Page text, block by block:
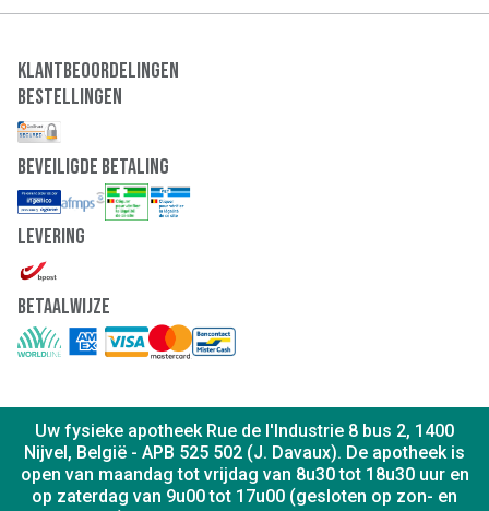
Klantbeoordelingen
Bestellingen
Beveiligde Betaling
Levering
Betaalwijze
Uw fysieke apotheek Rue de l'Industrie 8 bus 2, 1400
Nijvel, België - APB 525 502 (J. Davaux). De apotheek is
open van maandag tot vrijdag van 8u30 tot 18u30 uur en
op zaterdag van 9u00 tot 17u00 (gesloten op zon- en